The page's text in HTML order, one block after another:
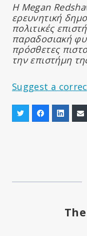
Η Megan
ερευνητική
πολιτικές
παραδοσιακή
πρόσθετες
την επιστήμη
Suggest a